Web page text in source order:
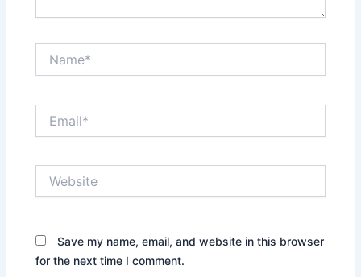
Save my name, email, and website in this browser
for the next time I comment.